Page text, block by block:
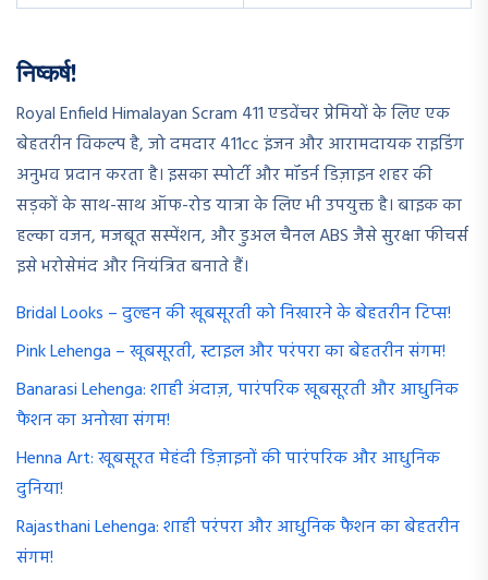
निष्कर्ष!
Royal Enfield Himalayan Scram 411 एडवेंचर प्रेमियों के लिए एक
बेहतरीन विकल्प है, जो दमदार 411cc इंजन और आरामदायक राइडिंग
अनुभव प्रदान करता है। इसका स्पोर्टी और मॉडर्न डिज़ाइन शहर की
सड़कों के साथ-साथ ऑफ-रोड यात्रा के लिए भी उपयुक्त है। बाइक का
हल्का वजन, मजबूत सस्पेंशन, और डुअल चैनल ABS जैसे सुरक्षा फीचर्स
इसे भरोसेमंद और नियंत्रित बनाते हैं।
Bridal Looks – दुल्हन की खूबसूरती को निखारने के बेहतरीन टिप्स!
Pink Lehenga – खूबसूरती, स्टाइल और परंपरा का बेहतरीन संगम!
Banarasi Lehenga: शाही अंदाज़, पारंपरिक खूबसूरती और आधुनिक
फैशन का अनोखा संगम!
Henna Art: खूबसूरत मेहंदी डिज़ाइनों की पारंपरिक और आधुनिक
दुनिया!
Rajasthani Lehenga: शाही परंपरा और आधुनिक फैशन का बेहतरीन
संगम!